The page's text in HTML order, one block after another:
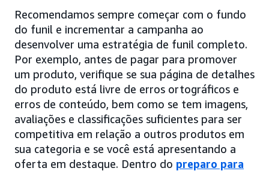
Recomendamos sempre começar com o fundo
do funil e incrementar a campanha ao
desenvolver uma estratégia de funil completo.
Por exemplo, antes de pagar para promover
um produto, verifique se sua página de detalhes
do produto está livre de erros ortográficos e
erros de conteúdo, bem como se tem imagens,
avaliações e classificações suficientes para ser
competitiva em relação a outros produtos em
sua categoria e se você está apresentando a
oferta em destaque. Dentro do preparo para